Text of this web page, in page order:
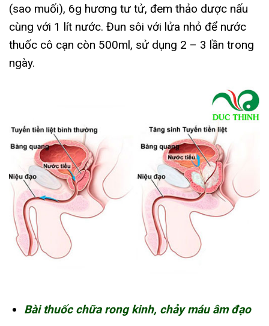
(sao muối), 6g hương tư tử, đem thảo dược nấu
cùng với 1 lít nước. Đun sôi với lửa nhỏ để nước
thuốc cô cạn còn 500ml, sử dụng 2 – 3 lần trong
ngày.
Bài thuốc chữa rong kinh, chảy máu âm đạo